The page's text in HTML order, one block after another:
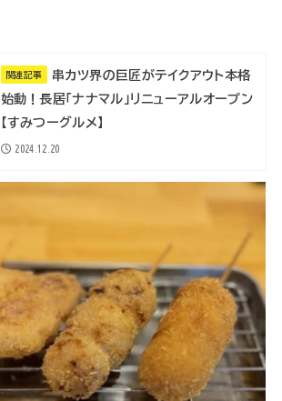
関連記事
串カツ界の巨匠がテイクアウト本格
始動！長居「ナナマル」リニューアルオープン
【すみつーグルメ】
2024.12.20